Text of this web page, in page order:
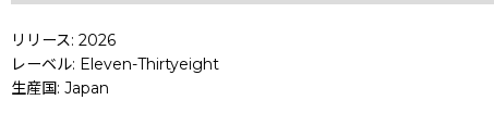
リリース: 2026
レーベル: Eleven-Thirtyeight
生産国: Japan